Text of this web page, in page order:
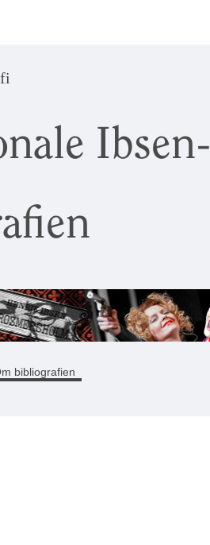
Ibsen-
bibliografien